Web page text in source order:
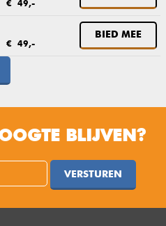
€ 49,-
€ 49,-
BIED MEE
BLIJVEN?
VERSTUREN